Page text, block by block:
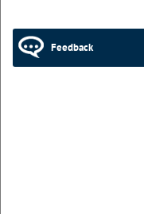
Feedback